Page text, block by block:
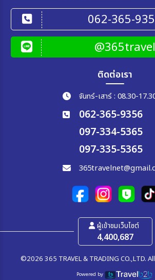
062-365-
@365travel
ติดต่อเรา
จันทร์-เสาร์ : 08.30-
062-365-9356
097-334-5365
097-335-5365
ผู้เข้าชมเว็บไซต์
4,400,687
©2026 365 TRAVEL & TRADING CO.,LTD.
Powered by